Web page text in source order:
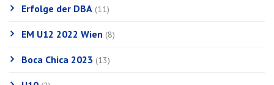
Erfolge der DBA (11)
EM U12 2022 Wien (8)
Boca Chica 2023 (13)